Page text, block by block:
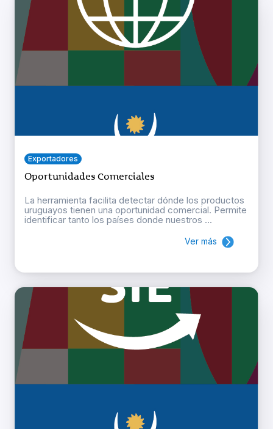
Exportadores
Oportunidades Comerciales
La herramienta facilita detectar dónde los productos
uruguayos tienen una oportunidad comercial. Permite
identificar tanto los países donde nuestros ...
Ver más